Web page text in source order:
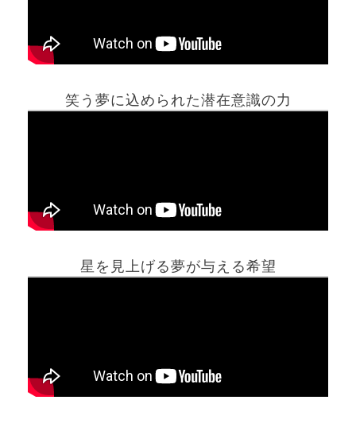
笑う夢に込められた潜在意識の力
星を見上げる夢が与える希望
ホーム
最新記事動画